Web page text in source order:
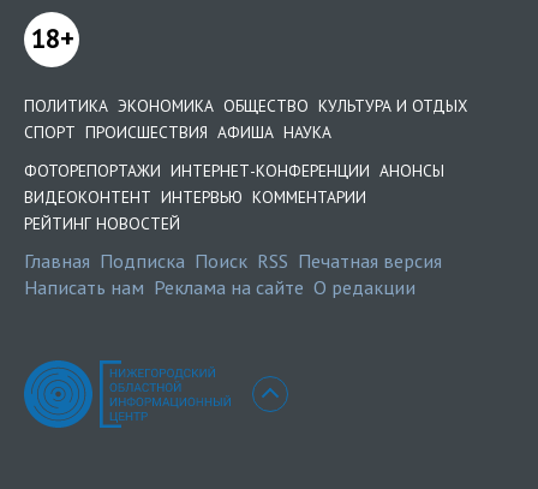
18+
ПОЛИТИКА ЭКОНОМИКА ОБЩЕСТВО КУЛЬТУРА И ОТДЫХ
СПОРТ ПРОИСШЕСТВИЯ АФИША НАУКА
ФОТОРЕПОРТАЖИ ИНТЕРНЕТ-КОНФЕРЕНЦИИ АНОНСЫ
ВИДЕОКОНТЕНТ ИНТЕРВЬЮ КОММЕНТАРИИ
РЕЙТИНГ НОВОСТЕЙ
Главная Подписка Поиск RSS Печатная версия
Написать нам Реклама на сайте О редакции